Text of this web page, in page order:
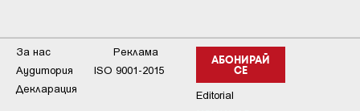
АБОНИРАЙ
СЕ
Editorial
За нас
Реклама
Аудитория
ISO 9001-2015
Декларация